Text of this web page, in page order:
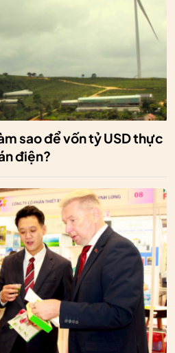
sao để vốn tỷ USD thực
điện?